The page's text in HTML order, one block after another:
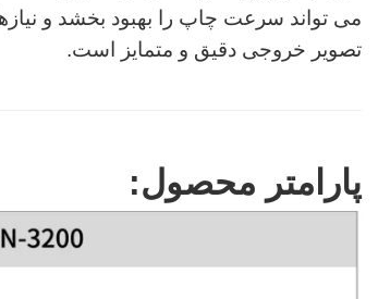
می تواند سرعت چاپ را بهبود بخشد و
تصویر خروجی دقیق و متمایز است.
پارامتر محصول: